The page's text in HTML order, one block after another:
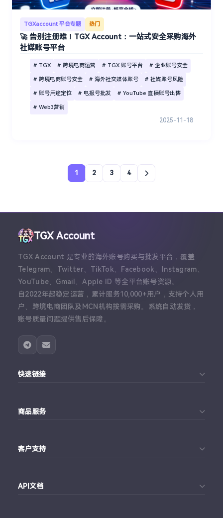
TGXaccount 平台专题 热门
🚀 告别注册难！TGX Account：一站式安全采购海外
社媒账号平台
# TGX # 跨境电商运营 # TGX 账号平台 # 企业账号安全
# 跨境电商账号安全 # 海外社交媒体账号 # 社媒账号风险
# 账号用途定位 # 电报号批发 # YouTube 直播账号出售
# Web3营销
2025-11-18
1 2 3 4
TGX Account
TGX Account 是专业的海外账号购买与批发平台，覆盖
Telegram、Twitter、TikTok、Facebook、Instagram、
YouTube、Gmail、Apple ID 等全平台账号资源。
自2022年起稳定运营，累计服务10,000+用户，支持个人用
户、跨境电商团队及MCN机构按需采购。系统自动发货，
账号质量问题提供售后保障。
快速链接
订单查询
商品服务
Facebook账号购买
客户支持
API文档